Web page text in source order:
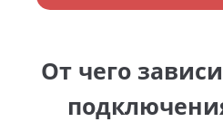
От чего